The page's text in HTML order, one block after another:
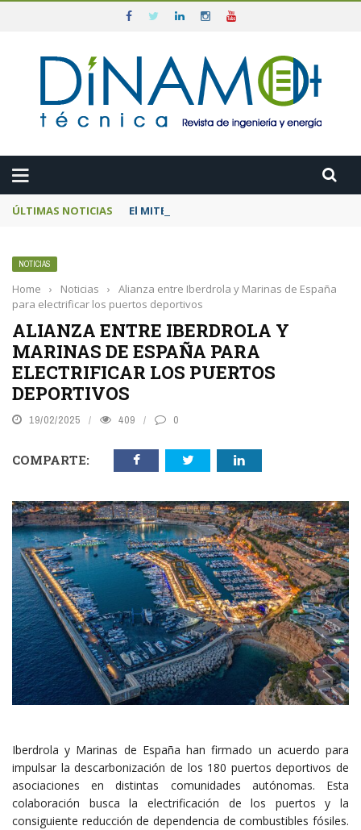
ÚLTIMAS NOTICIAS El MITECO prepara una subasta de 600
NOTICIAS
Home › Noticias ›
Alianza entre Iberdrola y Marinas de España
para electrificar los puertos deportivos
ALIANZA ENTRE IBERDROLA Y
MARINAS DE ESPAÑA PARA
ELECTRIFICAR LOS PUERTOS
DEPORTIVOS
19/02/2025 409 0
COMPARTE:
Iberdrola y Marinas de España han firmado un acuerdo para
impulsar la descarbonización de los 180 puertos deportivos de
asociaciones en distintas comunidades autónomas. Esta
colaboración busca la electrificación de los puertos y la
consiguiente reducción de dependencia de combustibles fósiles.